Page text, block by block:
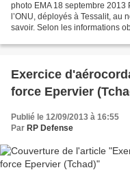
photo EMA 18 septembre 2013
l’ONU, déployés à Tessalit, au
savoir. Selon les informations
Exercice
force Epervier
Publié le 12/09/2013 à 16:55
Par RP Defense